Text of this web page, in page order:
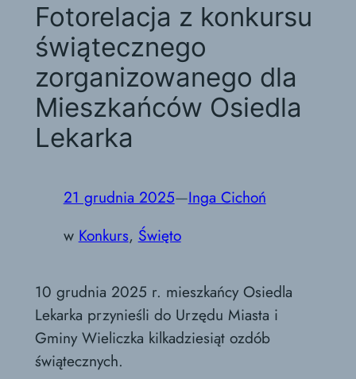
Fotorelacja z konkursu
świątecznego
zorganizowanego dla
Mieszkańców Osiedla
Lekarka
21 grudnia 2025—Inga Cichoń
w Konkurs, Święto
10 grudnia 2025 r. mieszkańcy Osiedla
Lekarka przynieśli do Urzędu Miasta i
Gminy Wieliczka kilkadziesiąt ozdób
świątecznych.